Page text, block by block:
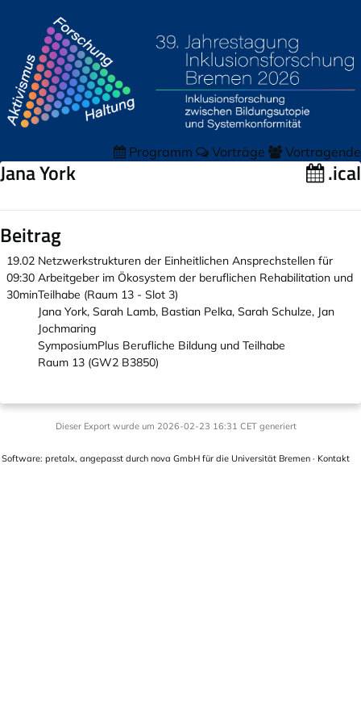
Programm Vorträge Vortragende
Jana York .ical
Beitrag
19.02
09:30
30min
Netzwerkstrukturen der Einheitlichen Ansprechstellen für
Arbeitgeber im Ökosystem der beruflichen Rehabilitation und
Teilhabe (Raum 13 - Slot 3)
Jana York, Sarah Lamb, Bastian Pelka, Sarah Schulze, Jan
Jochmaring
SymposiumPlus Berufliche Bildung und Teilhabe
Raum 13 (GW2 B3850)
Dieser Export wurde um 2026-02-23 16:31 CET generiert
Software: pretalx, angepasst durch nova GmbH für die Universität Bremen · Kontakt